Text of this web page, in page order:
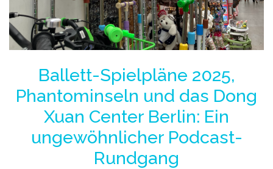
Ballett-Spielpläne 2025,
Phantominseln und das Dong
Xuan Center Berlin: Ein
ungewöhnlicher Podcast-
Rundgang